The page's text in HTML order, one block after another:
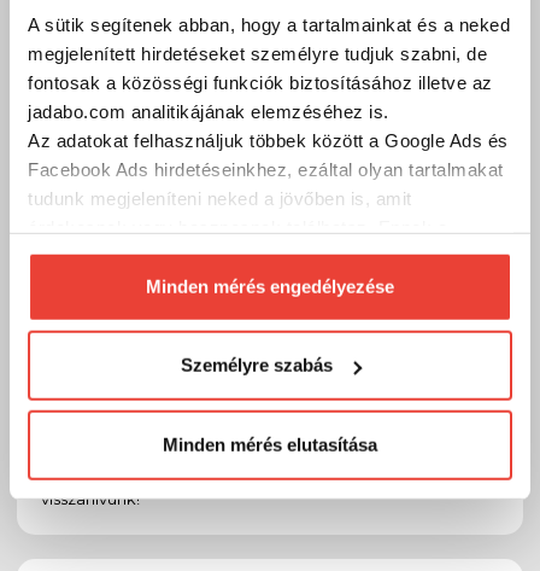
A sütik segítenek abban, hogy a tartalmainkat és a neked
megjelenített hirdetéseket személyre tudjuk szabni, de
fontosak a közösségi funkciók biztosításához illetve az
jadabo.com analitikájának elemzéséhez is.
Az adatokat felhasználjuk többek között a Google Ads és
Facebook Ads hirdetéseinkhez, ezáltal olyan tartalmakat
tudunk megjeleníteni neked a jövőben is, amit
biztosításához arra kérünk, hogy engedd meg
számunkra minden mérés használatát.
Természetesensoha semmilyen formában nem fogunk
megváltoztathatod a döntésed ezzel kapcsolatban.
Előre is köszönjük!
Minden mérés engedélyezése
Személyre szabás
Minden mérés elutasítása
Kód:10015329
Telefon
Szakértő kollégáink válaszolnak a kérdéseidre és
segítenek megtalálni Neked a személyre szabott
megoldást, felszerelést vagy kiegészítőt! Munkanapokon
+36/1 411 3601
Ha bármilyen kérdésed, észrevételed, problémád vagy
info@jadabo.com, egy munkanapon belül felvesszük
Veled a kapcsolatot! Ha megadod a telefonszámodat,
visszahívunk!